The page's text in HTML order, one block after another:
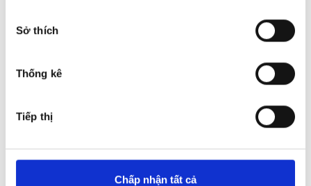
Sở thích
Thống kê
Tiếp thị
Chấp nhận tất cả
Website: